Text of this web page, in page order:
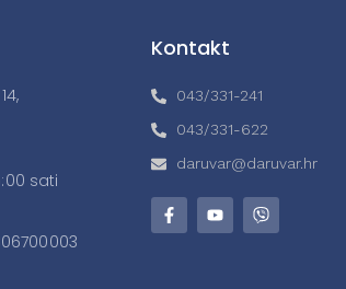
sati
Kontakt
043/331-241
043/331-622
daruvar@daruvar.hr